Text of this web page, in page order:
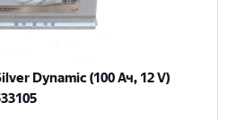
Dynamic (100 Ач, 12 V)